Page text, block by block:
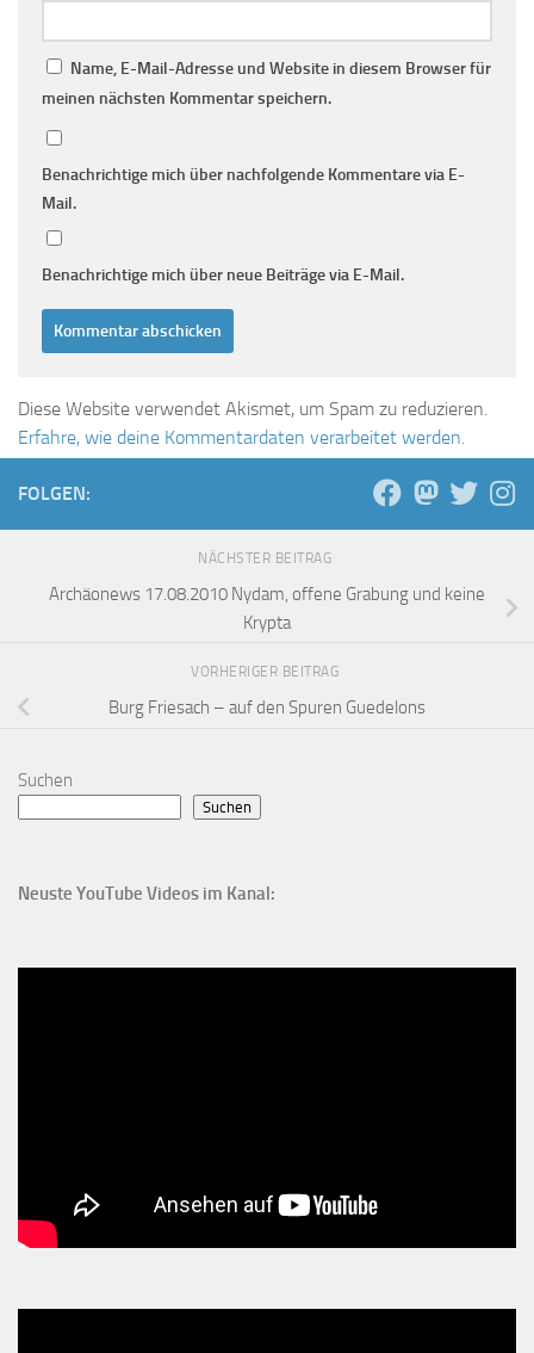
Name, E-Mail-Adresse und Website in diesem Browser für
meinen nächsten Kommentar speichern.
Benachrichtige mich über nachfolgende Kommentare via E-
Mail.
Benachrichtige mich über neue Beiträge via E-Mail.
Diese Website verwendet Akismet, um Spam zu reduzieren.
Erfahre, wie deine Kommentardaten verarbeitet werden.
FOLGEN:
NÄCHSTER BEITRAG
Archäonews 17.08.2010 Nydam, offene Grabung und keine
Krypta
VORHERIGER BEITRAG
Burg Friesach – auf den Spuren Guedelons
Suchen
Suchen
Neuste YouTube Videos im Kanal: